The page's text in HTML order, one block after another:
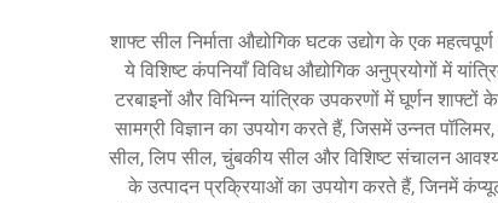
शाफ्ट सील निर्माता औद्योगिक घटक उद्योग के एक
ये विशिष्ट कंपनियाँ विविध औद्योगिक अनुप्रयोगों में
टरबाइनों और विभिन्न यांत्रिक उपकरणों में घूर्णन
सामग्री विज्ञान का उपयोग करते हैं, जिसमें उन्नत
सील, लिप सील, चुंबकीय सील और विशिष्ट संचालन
के उत्पादन प्रक्रियाओं का उपयोग करते हैं, जिनमें